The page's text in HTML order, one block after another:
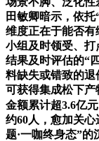
田敏卿暗示，依
维度正在于能否
小组及时领受、
结果及时评估的“
料缺失或错致的退
可获得集成松下
金额累计超3.6亿元
约60人，愈加关
题·一咖终身态”的